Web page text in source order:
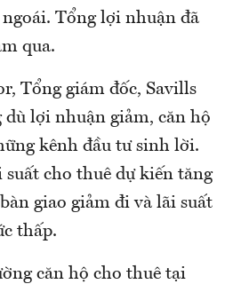
Tổng lợi nhuận đã
qua.
Tổng giám đốc, Savills
lợi nhuận giảm, căn hộ
kênh đầu tư sinh lời.
cho thuê dự kiến tăng
giao giảm đi và lãi suất
thấp.
căn hộ cho thuê tại